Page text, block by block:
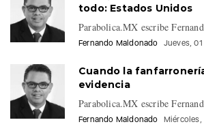
todo: Estados Unidos
Parabolica.MX escribe
Fernando Maldonado Jueves,
Cuando la
evidencia
Parabolica.MX escribe
Fernando Maldonado Miércoles,